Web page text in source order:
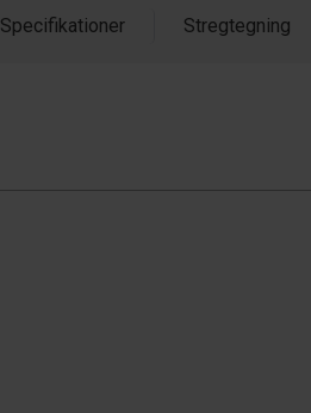
Specifikationer Stregtegning